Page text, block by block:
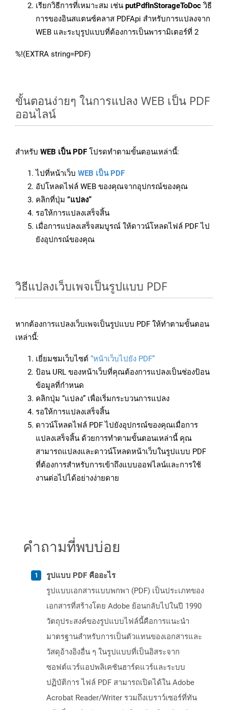
เรียกวิธีการที่เหมาะสม เช่น putPdfInStorageToDoc วิธี
การของอินสแตนซ์คลาส PDFApi สำหรับการแปลงจาก
WEB และระบุรูปแบบที่ต้องการเป็นพารามิเตอร์ที่ 2
%!(EXTRA string=PDF)
ขั้นตอนง่ายๆ ในการแปลง WEB เป็น PDF
ออนไลน์
สำหรับ WEB เป็น PDF โปรดทำตามขั้นตอนเหล่านี้:
ไปที่หน้าเว็บ WEB เป็น PDF
อัปโหลดไฟล์ WEB ของคุณจากอุปกรณ์ของคุณ
คลิกที่ปุ่ม “แปลง”
รอให้การแปลงเสร็จสิ้น
เมื่อการแปลงเสร็จสมบูรณ์ ให้ดาวน์โหลดไฟล์ PDF ไป
ยังอุปกรณ์ของคุณ
วิธีแปลงเว็บเพจเป็นรูปแบบ PDF
หากต้องการแปลงเว็บเพจเป็นรูปแบบ PDF ให้ทำตามขั้นตอน
เหล่านี้:
เยี่ยมชมเว็บไซต์ “หน้าเว็บไปยัง PDF”
ป้อน URL ของหน้าเว็บที่คุณต้องการแปลงเป็นช่องป้อน
ข้อมูลที่กำหนด
คลิกปุ่ม “แปลง” เพื่อเริ่มกระบวนการแปลง
รอให้การแปลงเสร็จสิ้น
ดาวน์โหลดไฟล์ PDF ไปยังอุปกรณ์ของคุณเมื่อการ
แปลงเสร็จสิ้น ด้วยการทำตามขั้นตอนเหล่านี้ คุณ
สามารถแปลงและดาวน์โหลดหน้าเว็บในรูปแบบ PDF
ที่ต้องการสำหรับการเข้าถึงแบบออฟไลน์และการใช้
งานต่อไปได้อย่างง่ายดาย
คำถามที่พบบ่อย
รูปแบบ PDF คืออะไร
รูปแบบเอกสารแบบพกพา (PDF) เป็นประเภทของ
เอกสารที่สร้างโดย Adobe ย้อนกลับไปในปี 1990
วัตถุประสงค์ของรูปแบบไฟล์นี้คือการแนะนำ
มาตรฐานสำหรับการเป็นตัวแทนของเอกสารและ
วัสดุอ้างอิงอื่น ๆ ในรูปแบบที่เป็นอิสระจาก
ซอฟต์แวร์แอปพลิเคชันฮาร์ดแวร์และระบบ
ปฏิบัติการ ไฟล์ PDF สามารถเปิดได้ใน Adobe
Acrobat Reader/Writer รวมถึงเบราว์เซอร์ที่ทัน